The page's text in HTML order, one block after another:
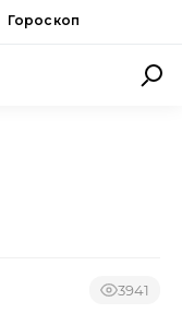
Гороскоп
3941